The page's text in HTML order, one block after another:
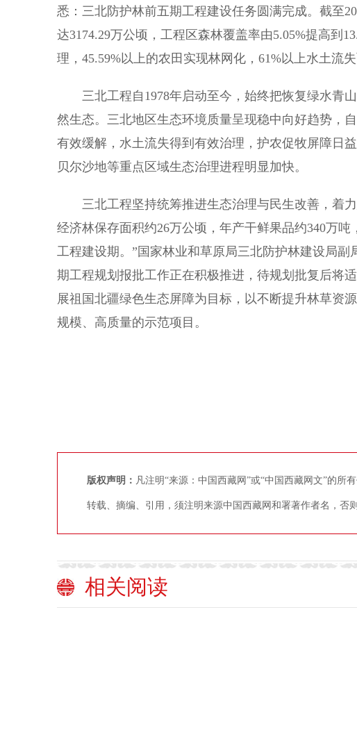
悉：三北防护林前五期工程建设任务圆满完成。截至
达3174.29万公顷，工程区森林覆盖率由5.05%提高到
理，45.59%以上的农田实现林网化，61%以上水土流
三北工程自1978年启动至今，始终把恢复绿水青
然生态。三北地区生态环境质量呈现稳中向好趋势，
有效缓解，水土流失得到有效治理，护农促牧屏障日
贝尔沙地等重点区域生态治理进程明显加快。
三北工程坚持统筹推进生态治理与民生改善，着力
经济林保存面积约26万公顷，年产干鲜果品约340万
工程建设期。”国家林业和草原局三北防护林建设局
期工程规划报批工作正在积极推进，待规划批复后将
展祖国北疆绿色生态屏障为目标，以不断提升林草资
规模、高质量的示范项目。
版权声明： 凡注明“来源：中国西藏网”或“中国西藏网文”的所
转载、摘编、引用，须注明来源中国西藏网和署著作者名，否
相关阅读